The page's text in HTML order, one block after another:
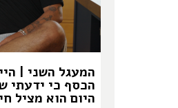
המעגל השני |
הכסף כי ידעתי
היום הוא מציל